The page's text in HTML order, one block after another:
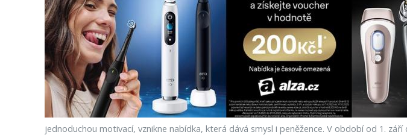
jednoduchou motivací, vznikne nabídka, která dává smysl i peněžence. V období od 1.